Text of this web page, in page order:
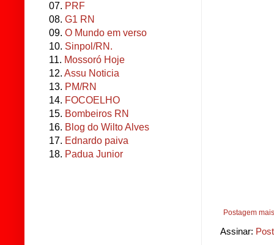
Postagem
Assinar:
07. PRF
08. G1 RN
09. O Mundo em verso
10. Sinpol/RN.
11. Mossoró Hoje
12. Assu Noticia
13. PM/RN
14. FOCOELHO
15. Bombeiros RN
16. Blog do Wilto Alves
17. Ednardo paiva
18. Padua Junior